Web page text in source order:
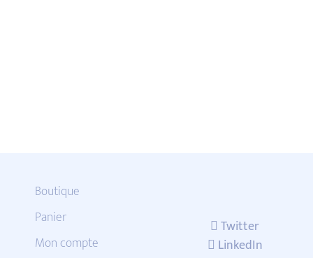
Boutique
Panier
Mon compte
Twitter
LinkedIn